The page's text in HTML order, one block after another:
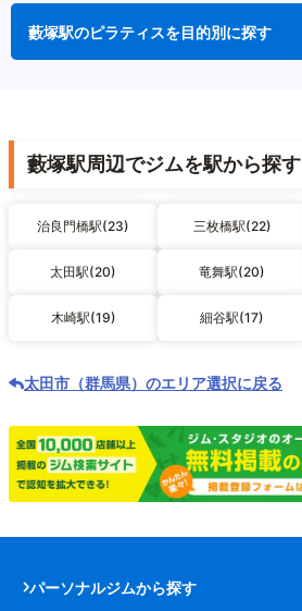
藪塚駅のピラティスを目的別に探す
藪塚駅周辺でジムを駅から探す
治良門橋駅(23) 三枚橋駅(22)
太田駅(20) 竜舞駅(20)
木崎駅(19) 細谷駅(17)
太田市（群馬県）のエリア選択に戻る
パーソナルジムから探す